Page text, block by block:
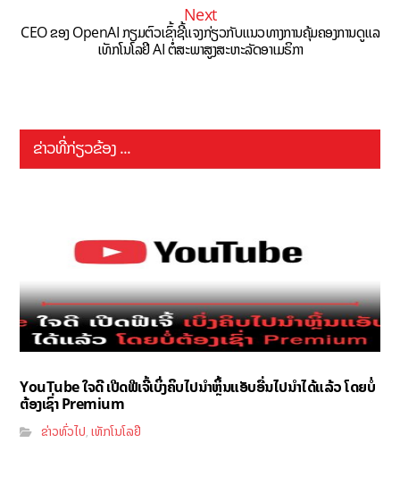
Next
CEO ຂອງ OpenAI ກຽມຕົວເຂົ້າຊີ້ແຈງກ່ຽວກັບແນວທາງການຄຸ້ມຄອງການດູແລ
ເທັກໂນໂລຢີ AI ຕໍ່ສະພາສູງສະຫະລັດອາເມຣິກາ
ຂ່າວທີ່ກ່ຽວຂ້ອງ ...
YouTube ໃຈດີ ເປີດຟີເຈີ້ເບິ່ງຄິບໄປນຳຫຼິ້ນແອັບອື່ນໄປນຳໄດ້ແລ້ວ ໂດຍບໍ່
ຕ້ອງເຊົ່າ Premium
ຂ່າວທົ່ວໄປ,ເທັກໂນໂລຢີ